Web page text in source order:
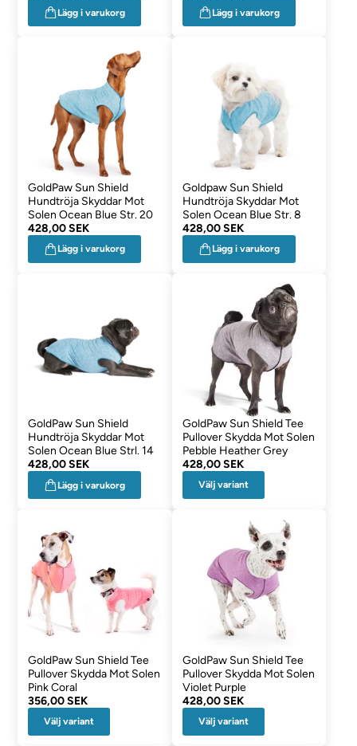
Lägg i varukorg Lägg i varukorg
GoldPaw Sun Shield
Hundtröja Skyddar Mot
Solen Ocean Blue Str. 20
428,00 SEK
Lägg i varukorg
Goldpaw Sun Shield
Hundtröja Skyddar Mot
Solen Ocean Blue Str. 8
428,00 SEK
Lägg i varukorg
GoldPaw Sun Shield
Hundtröja Skyddar Mot
Solen Ocean Blue Strl. 14
428,00 SEK
Lägg i varukorg
GoldPaw Sun Shield Tee
Pullover Skydda Mot Solen
Pebble Heather Grey
428,00 SEK
Välj variant
GoldPaw Sun Shield Tee
Pullover Skydda Mot Solen
Pink Coral
356,00 SEK
Välj variant
GoldPaw Sun Shield Tee
Pullover Skydda Mot Solen
Violet Purple
428,00 SEK
Välj variant